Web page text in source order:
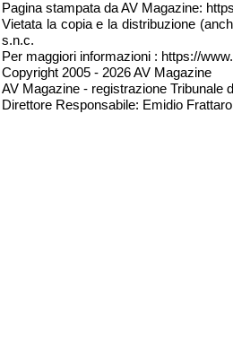
Pagina stampata da AV Magazine:
Vietata la copia e la distribuzione
s.n.c.
Per maggiori informazioni : https://
Copyright 2005 - 2026 AV Magazine
AV Magazine - registrazione Tribunale
Direttore Responsabile: Emidio